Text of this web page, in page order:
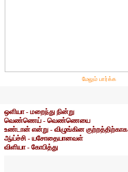
மேலும் பார்க்க
ஒளியா - மறைந்து நின்று
வெண்ணெய் - வெண்ணெயை
உண்டான் என்று - விழுங்கின குற்றத்திற்காக
ஆய்ச்சி - யசோதையானவள்
விளியா - கோபித்து